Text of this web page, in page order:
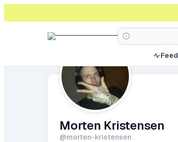
Feed
Morten Kristensen
@morten-kristensen